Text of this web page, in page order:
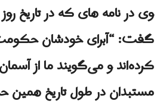
گفت: “آبرای خودشان
کرده‌اند و می‌گویند ما از
مستبدان در طول تاریخ همین